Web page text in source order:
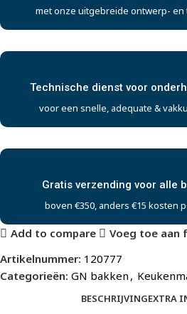
met onze uitgebreide ontwerp-
Technische dienst voor
voor een snelle, adequate &
Gratis verzending voor alle
boven €350, anders €15 kosten
Add to compare
Voeg toe aan
Artikelnummer: 120777
Categorieën: GN bakken ,
BESCHRIJVINGEXTRA